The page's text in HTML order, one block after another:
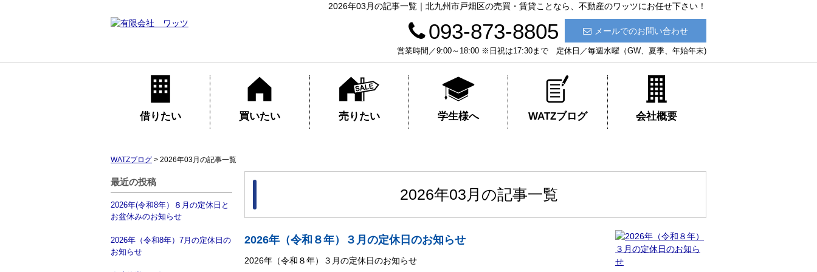
2026年03月の記事一覧｜北九州市戸畑区の売買・賃貸ことなら、不動産のワッツにお任せ下さい！
メールでのお問い合わせ
093-873-8805
営業時間／9:00～18:00 ※日祝は17:30まで 定休日／毎週水曜（GW、夏季、年始年末)
借りたい 買いたい 売りたい 学生様へ WATZブログ 会社概要
WATZブログ > 2026年03月の記事一覧
最近の投稿
2026年(令和8年）８月の定休日と
お盆休みのお知らせ
2026年（令和8年）7月の定休日の
お知らせ
2026年03月の記事一覧
2026年（令和８年）３月の定休日のお知らせ
2026年（令和８年）３月の定休日のお知らせ